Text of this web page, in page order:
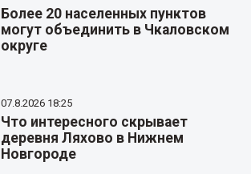
Более 20 населенных пунктов
могут объединить в Чкаловском
округе
07.8.2026 18:25
Что интересного скрывает
деревня Ляхово в Нижнем
Новгороде